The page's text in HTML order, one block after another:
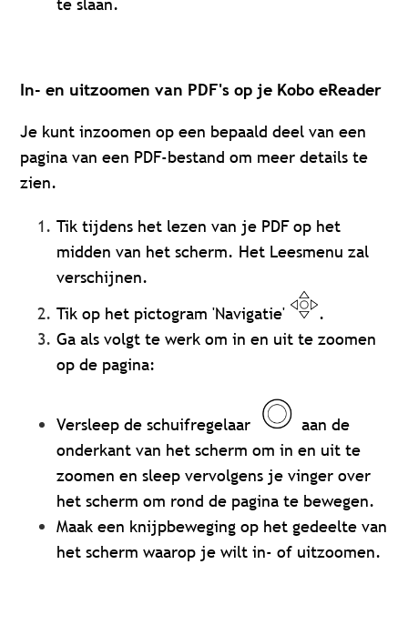
te slaan.
In- en uitzoomen van PDF's op je Kobo eReader
Je kunt inzoomen op een bepaald deel van een
pagina van een PDF-bestand om meer details te
zien.
Tik tijdens het lezen van je PDF op het
midden van het scherm. Het Leesmenu zal
verschijnen.
Tik op het pictogram 'Navigatie'
.
Ga als volgt te werk om in en uit te zoomen
op de pagina:
Versleep de schuifregelaar
aan de
onderkant van het scherm om in en uit te
zoomen en sleep vervolgens je vinger over
het scherm om rond de pagina te bewegen.
Maak een knijpbeweging op het gedeelte van
het scherm waarop je wilt in- of uitzoomen.